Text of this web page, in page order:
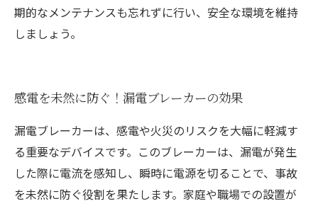
期的なメンテナンスも忘れずに行い、安全な環境を維持
しましょう。
感電を未然に防ぐ！漏電ブレーカーの効果
漏電ブレーカーは、感電や火災のリスクを大幅に軽減す
る重要なデバイスです。このブレーカーは、漏電が発生
した際に電流を感知し、瞬時に電源を切ることで、事故
を未然に防ぐ役割を果たします。家庭や職場での設置が